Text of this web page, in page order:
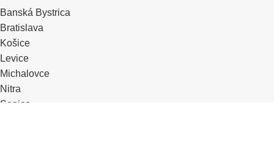
Banská Bystrica
Bratislava
Košice
Levice
Michalovce
Nitra
Senica